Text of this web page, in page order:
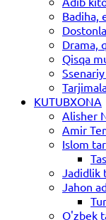
Badiha,
Drama,
Qisqa
KUTUBXONA
Alisher
Amir
Islom
Jadidlik
Jahon
O'zbek